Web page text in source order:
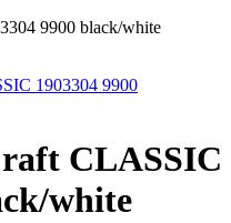
9900 black/white
CLASSIC
white